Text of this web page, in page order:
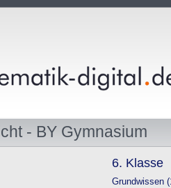
- BY Gymnasium
6. Klasse
Grundwissen